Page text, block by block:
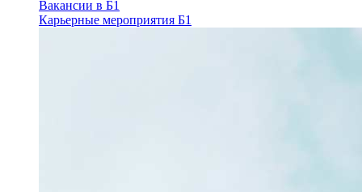
Вакансии в Б1
Карьерные мероприятия Б1